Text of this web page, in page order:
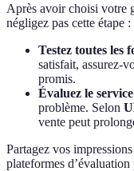
Après avoir choisi votre
négligez pas cette étape :
Testez toutes les
satisfait, assurez-
promis.
Évaluez le
problème. Selon
vente peut
Partagez vos
plateformes